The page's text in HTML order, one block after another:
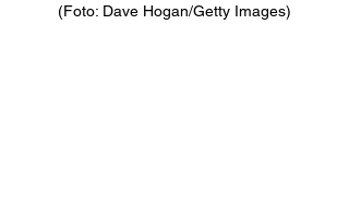
(Foto: Dave Hogan/Getty Images)